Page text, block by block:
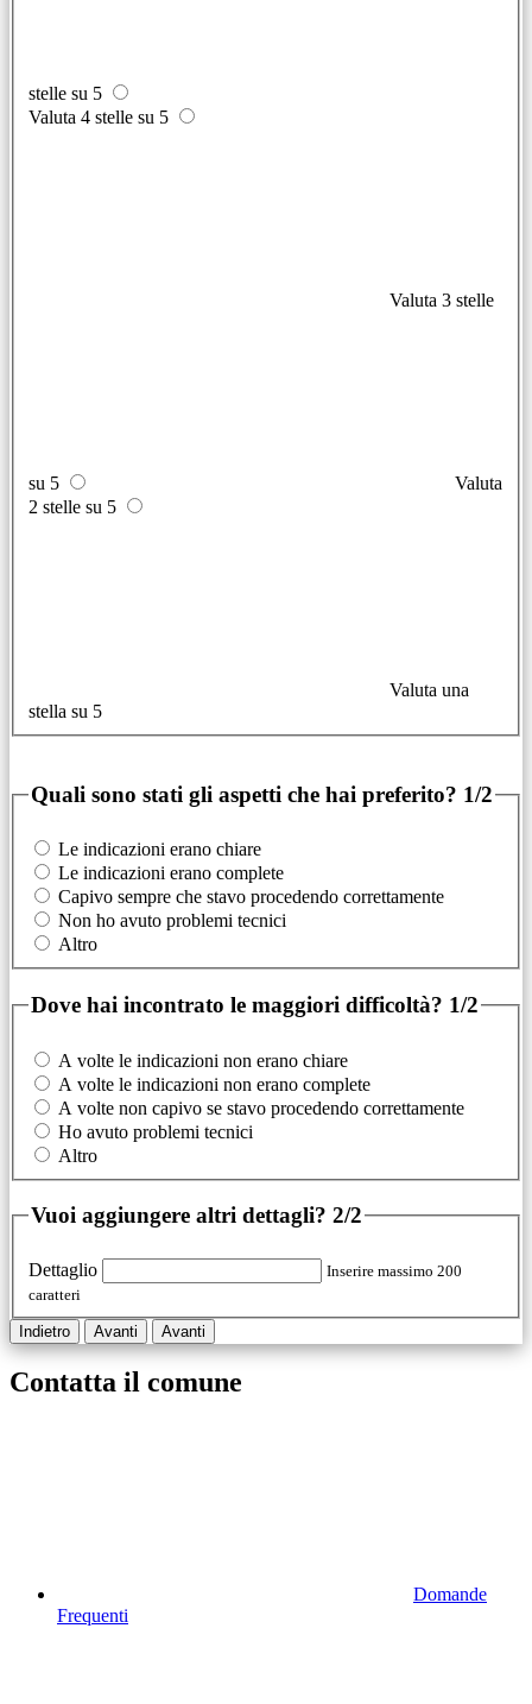
stelle su 5
Valuta 4 stelle su 5
Valuta 3 stelle
su 5
Valuta
2 stelle su 5
Valuta una
stella su 5
Quali sono stati gli aspetti che hai preferito? 1/2
Le indicazioni erano chiare
Le indicazioni erano complete
Capivo sempre che stavo procedendo correttamente
Non ho avuto problemi tecnici
Altro
Dove hai incontrato le maggiori difficoltà? 1/2
A volte le indicazioni non erano chiare
A volte le indicazioni non erano complete
A volte non capivo se stavo procedendo correttamente
Ho avuto problemi tecnici
Altro
Vuoi aggiungere altri dettagli? 2/2
Dettaglio
Inserire massimo 200
caratteri
Indietro Avanti Avanti
Contatta il comune
Domande
Frequenti